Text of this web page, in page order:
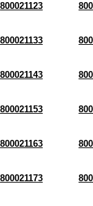
800021123
800021133
800021143
800021153
800021163
800021173